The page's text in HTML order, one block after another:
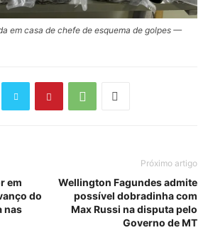
em casa de chefe de esquema de golpes —
em
do
nas
Próximo artigo
Wellington Fagundes admite
possível dobradinha com
Max Russi na disputa pelo
Governo de MT